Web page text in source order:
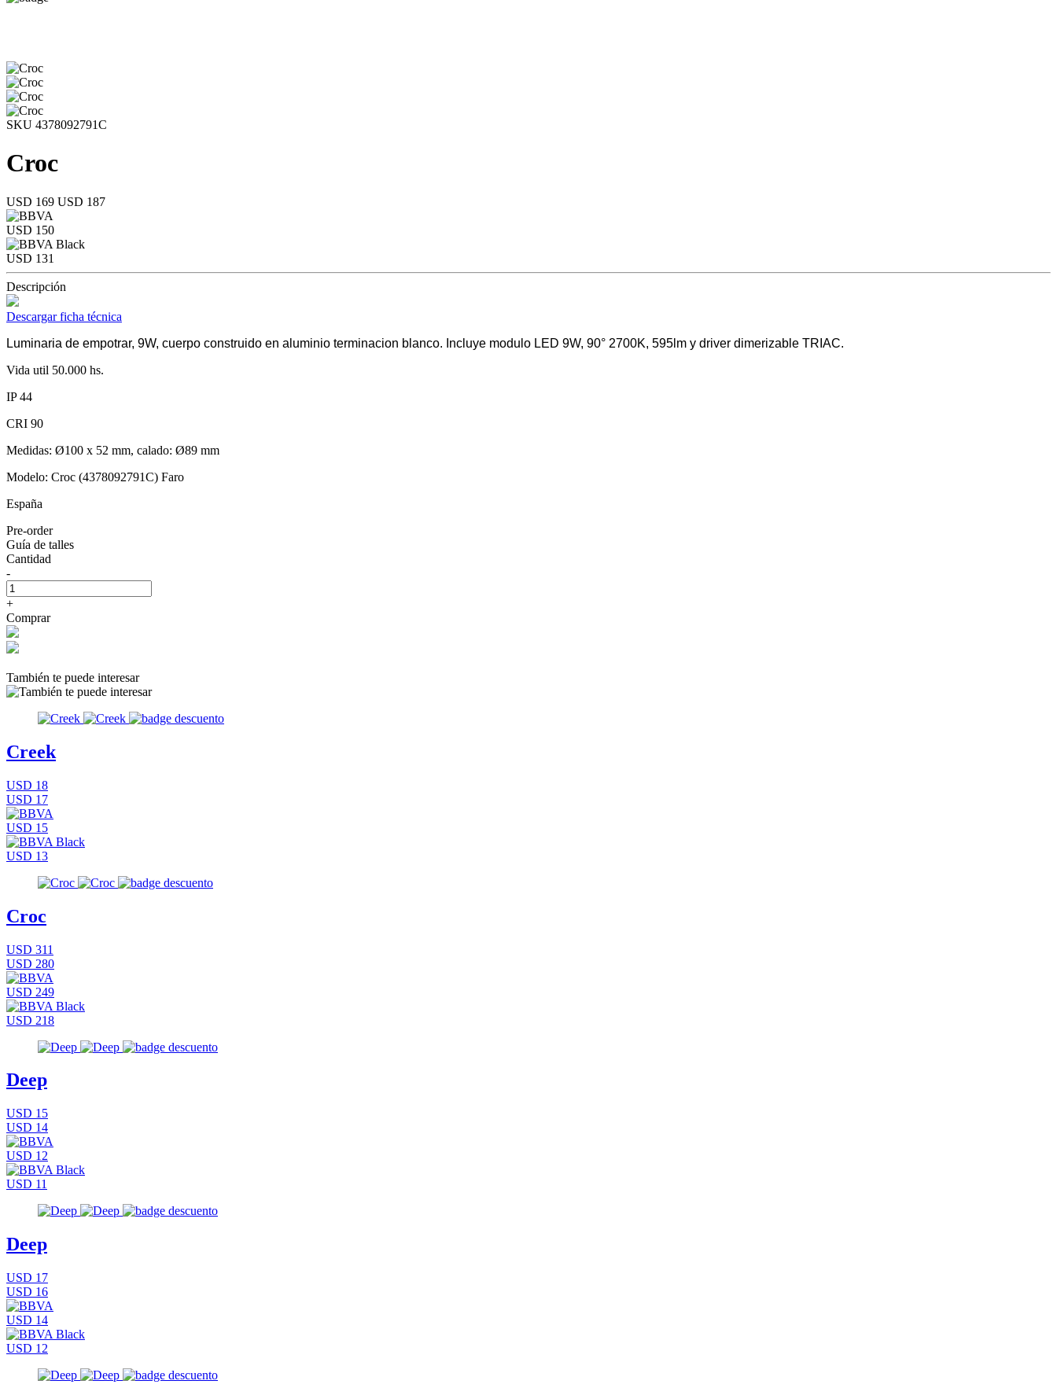
SKU 4378092791C
Croc
USD 169 USD 187
USD 150
USD 131
Descripción
Descargar ficha técnica
Luminaria de empotrar, 9W, cuerpo construido en aluminio terminacion blanco. Incluye modulo LED 9W, 90° 2700K, 595lm y driver dimerizable TRIAC.
Vida util 50.000 hs.
IP 44
CRI 90
Medidas: Ø100 x 52 mm, calado: Ø89 mm
Modelo: Croc (4378092791C) Faro
España
Pre-order
Guía de talles
Cantidad
-
+
Comprar
También te puede interesar
Creek
USD 18
USD 17
USD 15
USD 13
Croc
USD 311
USD 280
USD 249
USD 218
Deep
USD 15
USD 14
USD 12
USD 11
Deep
USD 17
USD 16
USD 14
USD 12